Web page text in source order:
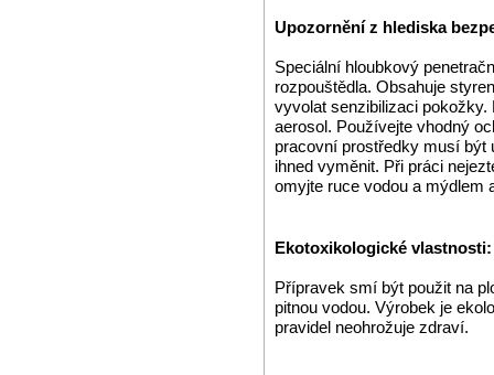
Upozornění z hlediska
Speciální hloubkový
rozpouštědla. Obsahuje
vyvolat senzibilizaci
aerosol. Používejte vhodný
pracovní prostředky musí být
ihned vyměnit. Při práci
omyjte ruce vodou a mýdlem
Ekotoxikologické vlastnosti:
Přípravek smí být použit na
pitnou vodou. Výrobek je
pravidel neohrožuje zdraví.